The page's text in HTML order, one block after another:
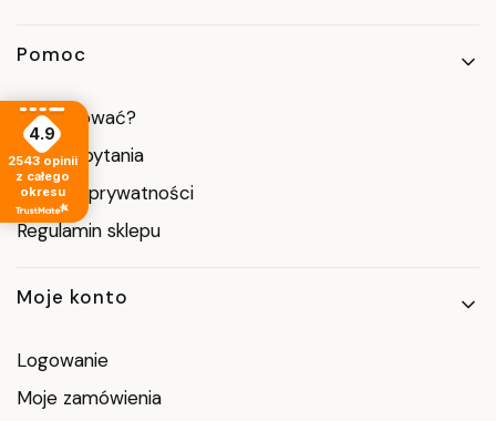
Pomoc
Jak kupować?
Częste pytania
Polityka prywatności
Regulamin sklepu
Moje konto
Logowanie
Moje zamówienia
4.9
2543 opinii
z całego
okresu